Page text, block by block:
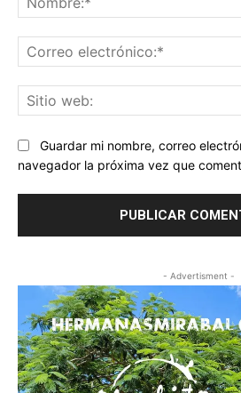
Guardar mi nombre, correo
navegador la próxima vez que
- Advertisment -